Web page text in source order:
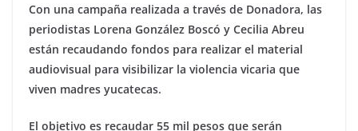
Con una campaña realizada a través de Donadora, las
periodistas Lorena González Boscó y Cecilia Abreu
están recaudando fondos para realizar el material
audiovisual para visibilizar la violencia vicaria que
viven madres yucatecas.
El objetivo es recaudar 55 mil pesos que serán